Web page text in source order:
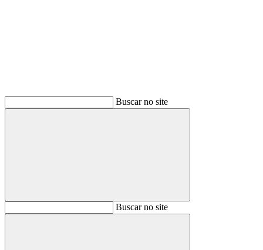
Buscar no site
BuscarBuscar no site